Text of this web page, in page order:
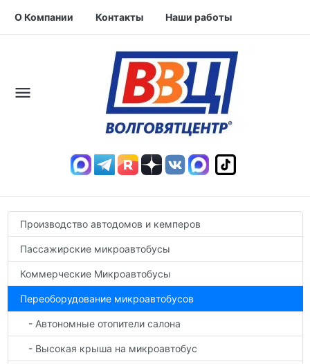
О Компании Контакты Наши работы
Производство автодомов и кемперов
Пассажирские микроавтобусы
Коммерческие Микроавтобусы
Переоборудование микроавтобусов
- Автономные отопители салона
- Высокая крыша на микроавтобус